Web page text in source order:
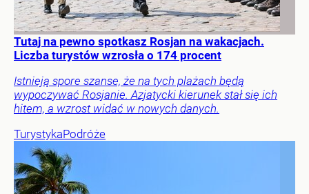
Tutaj na pewno spotkasz Rosjan na wakacjach.
Liczba turystów wzrosła o 174 procent
Istnieją spore szanse, że na tych plażach będą
wypoczywać Rosjanie. Azjatycki kierunek stał się ich
hitem, a wzrost widać w nowych danych.
TurystykaPodróże